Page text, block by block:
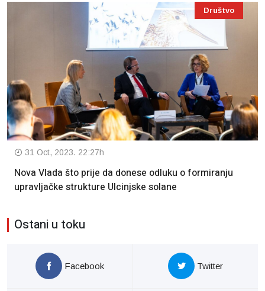
Društvo
31 Oct, 2023. 22:27h
Nova Vlada što prije da donese odluku o formiranju
upravljačke strukture Ulcinjske solane
Ostani u toku
Facebook Twitter